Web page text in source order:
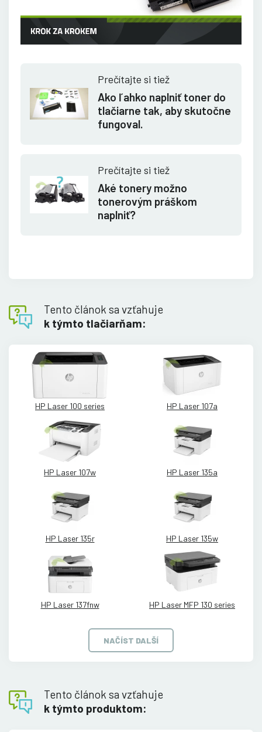
Prečítajte si tiež
Ako ľahko naplniť toner do
tlačiarne tak, aby skutočne
fungoval.
Prečítajte si tiež
Aké tonery možno
tonerovým práškom
naplniť?
Tento článok sa vzťahuje
k týmto tlačiarňam:
HP Laser 100 series HP Laser 107a
HP Laser 107w HP Laser 135a
HP Laser 135r HP Laser 135w
HP Laser 137fnw HP Laser MFP 130 series
NAČÍST DALŠÍ
Tento článok sa vzťahuje
k týmto produktom: